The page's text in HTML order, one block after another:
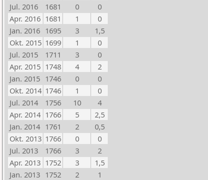
Jul. 2016
1681 0
0
Apr. 2016 1681 1
0
Jan. 2016 1695 3
1,5
Okt. 2015 1699 1
0
Jul. 2015
1711 3
0
Apr. 2015 1748 4
2
Jan. 2015 1746 0
0
Okt. 2014 1746 1
0
Jul. 2014
1756 10
4
Apr. 2014 1766 5
2,5
Jan. 2014 1761 2
0,5
Okt. 2013 1766 0
0
Jul. 2013
1766 3
2
Apr. 2013 1752 3
1,5
Jan. 2013 1752 2
1